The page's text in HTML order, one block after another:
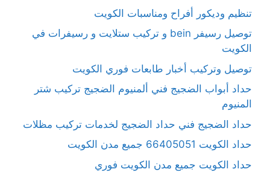
تنظيم وديكور أفراح ومناسبات الكويت
توصيل رسيفر bein و تركيب ستلايت و رسيفرات في
الكويت
توصيل وتركيب أخبار طابعات فوري الكويت
حداد أبواب الضجيج فني ألمنيوم الضجيج تركيب شتر
المنيوم
حداد الضجيج فني حداد الضجيج لخدمات تركيب مظلات
حداد الكويت 66405051 جميع مدن الكويت
حداد الكويت جميع مدن الكويت فوري